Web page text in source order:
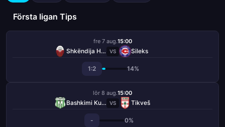
Första ligan Tips
fre 7 aug.15:00
Shkëndija Haraçinë VS Sileks
1:2 14%
lör 8 aug.15:00
Bashkimi Kumanovo VS Tikveš
- 0%